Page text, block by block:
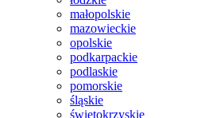
małopolskie
mazowieckie
opolskie
podkarpackie
podlaskie
pomorskie
śląskie
świętokrzyskie